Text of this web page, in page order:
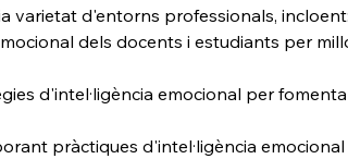
varietat d'entorns professionals, incloent:
dels docents i estudiants per
d'intel·ligència emocional per
pràctiques d'intel·ligència